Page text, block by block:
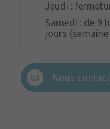
Jeudi :
Samedi : de 9
jours
Nous